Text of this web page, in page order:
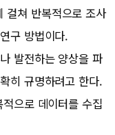
걸쳐 반복적으로 조사
구 방법이다.
발전하는 양상을 파
히 규명하려고 한다.
으로 데이터를 수집